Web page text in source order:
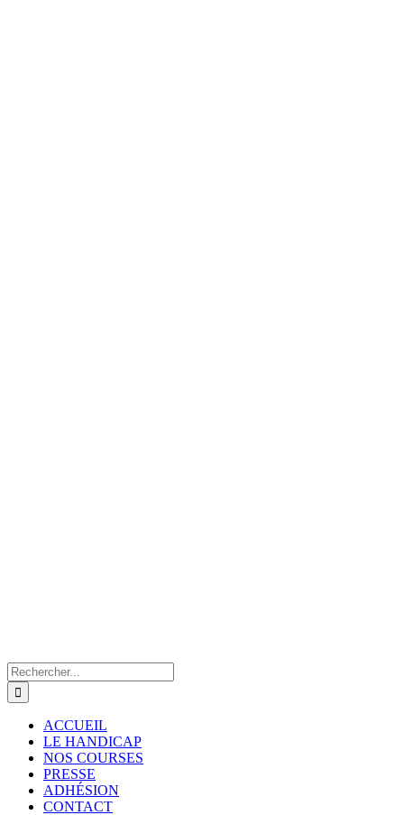
Rechercher:
ACCUEIL
LE HANDICAP
NOS COURSES
PRESSE
ADHÉSION
CONTACT